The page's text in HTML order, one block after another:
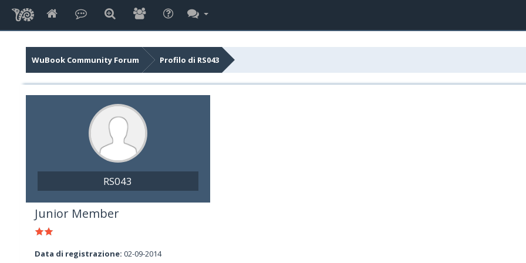
WuBook Community Forum Profilo di RS043
RS043
Junior Member
Data di registrazione: 02-09-2014